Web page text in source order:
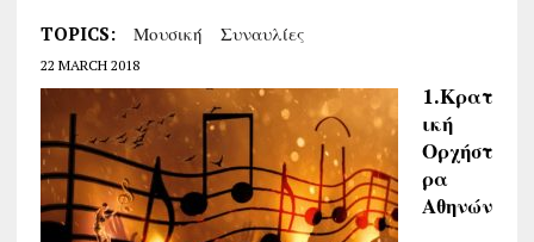
TOPICS: Μουσική Συναυλίες
22 MARCH 2018
1.Κρατ
ική
Ορχήστ
ρα
Αθηνών